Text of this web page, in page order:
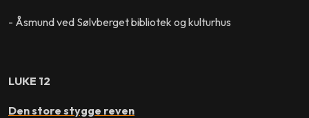
- Åsmund ved Sølvberget bibliotek og kulturhus
LUKE 12
Den store stygge reven